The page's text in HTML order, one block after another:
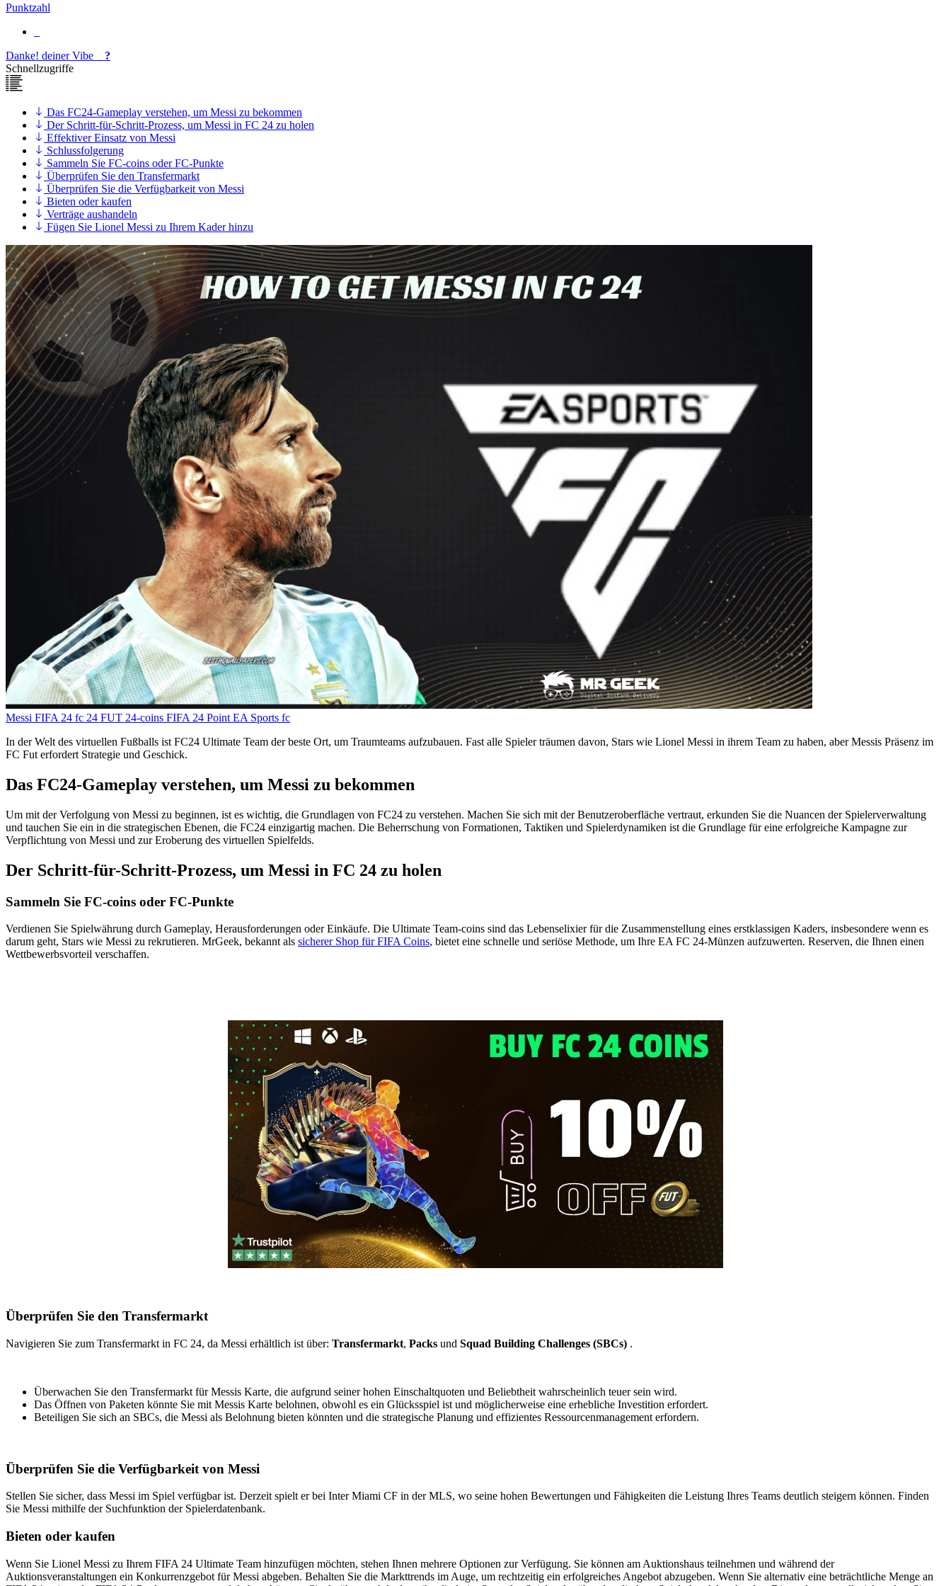
Punktzahl
Danke! deinerVibe
?
Schnellzugriffe
Das FC24-Gameplay verstehen, um Messi zu bekommen
Der Schritt-für-Schritt-Prozess, um Messi in FC 24 zu holen
Effektiver Einsatz von Messi
Schlussfolgerung
Sammeln Sie FC-coins oder FC-Punkte
Überprüfen Sie den Transfermarkt
Überprüfen Sie die Verfügbarkeit von Messi
Bieten oder kaufen
Verträge aushandeln
Fügen Sie Lionel Messi zu Ihrem Kader hinzu
Messi FIFA 24 fc 24 FUT 24-coins FIFA 24 Point EA Sports fc
In der Welt des virtuellen Fußballs ist FC24 Ultimate Team der beste Ort, um Traumteams aufzubauen. Fast alle Spieler träumen davon, Stars wie Lionel Messi in ihrem Team zu haben, aber Messis Präsenz im
FC Fut erfordert Strategie und Geschick.
Das FC24-Gameplay verstehen, um Messi zu bekommen
Um mit der Verfolgung von Messi zu beginnen, ist es wichtig, die Grundlagen von FC24 zu verstehen. Machen Sie sich mit der Benutzeroberfläche vertraut, erkunden Sie die Nuancen der Spielerverwaltung
und tauchen Sie ein in die strategischen Ebenen, die FC24 einzigartig machen. Die Beherrschung von Formationen, Taktiken und Spielerdynamiken ist die Grundlage für eine erfolgreiche Kampagne zur
Verpflichtung von Messi und zur Eroberung des virtuellen Spielfelds.
Der Schritt-für-Schritt-Prozess, um Messi in FC 24 zu holen
Sammeln Sie FC-coins oder FC-Punkte
Verdienen Sie Spielwährung durch Gameplay, Herausforderungen oder Einkäufe. Die Ultimate Team-coins sind das Lebenselixier für die Zusammenstellung eines erstklassigen Kaders, insbesondere wenn es
darum geht, Stars wie Messi zu rekrutieren. MrGeek, bekannt als sicherer Shop für FIFA Coins, bietet eine schnelle und seriöse Methode, um Ihre EA FC 24-Münzen aufzuwerten. Reserven, die Ihnen einen
Wettbewerbsvorteil verschaffen.
Überprüfen Sie den Transfermarkt
Navigieren Sie zum Transfermarkt in FC 24, da Messi erhältlich ist über: Transfermarkt, Packs und Squad Building Challenges (SBCs) .
Überwachen Sie den Transfermarkt für Messis Karte, die aufgrund seiner hohen Einschaltquoten und Beliebtheit wahrscheinlich teuer sein wird.
Das Öffnen von Paketen könnte Sie mit Messis Karte belohnen, obwohl es ein Glücksspiel ist und möglicherweise eine erhebliche Investition erfordert.
Beteiligen Sie sich an SBCs, die Messi als Belohnung bieten könnten und die strategische Planung und effizientes Ressourcenmanagement erfordern.
Überprüfen Sie die Verfügbarkeit von Messi
Stellen Sie sicher, dass Messi im Spiel verfügbar ist. Derzeit spielt er bei Inter Miami CF in der MLS, wo seine hohen Bewertungen und Fähigkeiten die Leistung Ihres Teams deutlich steigern können. Finden
Sie Messi mithilfe der Suchfunktion der Spielerdatenbank.
Bieten oder kaufen
Wenn Sie Lionel Messi zu Ihrem FIFA 24 Ultimate Team hinzufügen möchten, stehen Ihnen mehrere Optionen zur Verfügung. Sie können am Auktionshaus teilnehmen und während der
Auktionsveranstaltungen ein Konkurrenzgebot für Messi abgeben. Behalten Sie die Markttrends im Auge, um rechtzeitig ein erfolgreiches Angebot abzugeben. Wenn Sie alternativ eine beträchtliche Menge an